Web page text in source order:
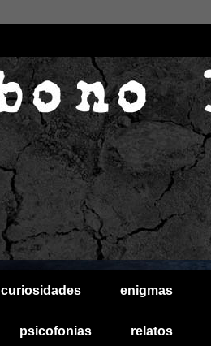
curiosidades enigmas
psicofonias relatos